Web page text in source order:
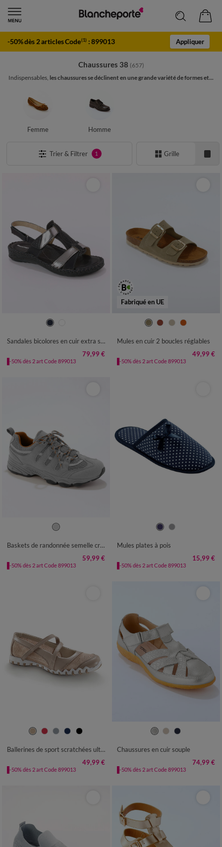
-50% dès 2 articles Code(1) :899013 Appliquer
Chaussures 38 (657)
Indispensables, les chaussures se déclinent en une grande variété de formes et...
Femme Homme
Trier & Filtrer 1 Grille
38
Sandales bicolores en cuir extra souple
79,99 €
-50% dès 2 art Code 899013
Fabriqué en UE
37 38 39 40
Mules en cuir 2 boucles réglables
49,99 €
-50% dès 2 art Code 899013
38 39
Baskets de randonnée semelle crantée
59,99 €
-50% dès 2 art Code 899013
38 39
Mules plates à pois
15,99 €
-50% dès 2 art Code 899013
36 37 38 39 40
Ballerines de sport scratchées ultra-souples
49,99 €
-50% dès 2 art Code 899013
37 38 39
Chaussures en cuir souple
74,99 €
-50% dès 2 art Code 899013